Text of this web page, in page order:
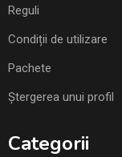
Reguli
Condiții de utilizare
Pachete
Ștergerea unui profil
Categorii